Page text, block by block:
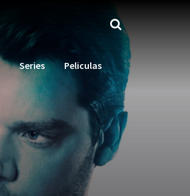
Series Peliculas